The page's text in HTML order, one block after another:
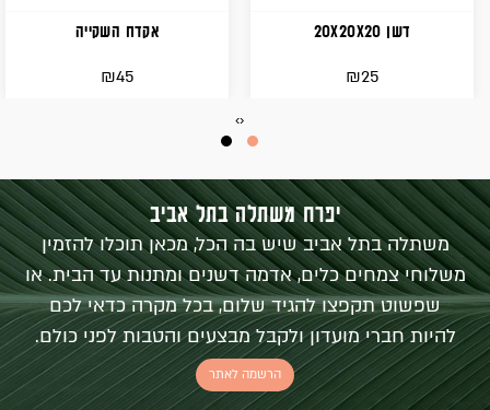
דשן 20X20X20
25
₪
אקדח השקייה
45
₪
‹
›
יפרח משתלה בתל אביב
משתלה בתל אביב שיש בה הכל, מכאן תוכלו להזמין
משלוחי צמחים כלים, אדמה דשנים ומתנות עד הבית. או
שפשוט תקפצו להגיד שלום, בכל מקרה כדאי לכם
להיות חברי מועדון ולקבל מבצעים והטבות לפני כולם.
הרשמה לאתר